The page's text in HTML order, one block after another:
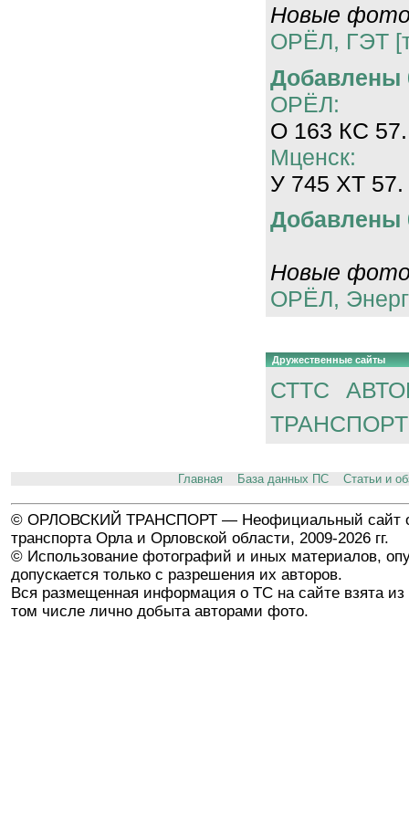
Новые
ОРЁЛ, ГЭТ
Добавлены
ОРЁЛ:
О 163 КС 57.
Мценск:
У 745 ХТ 57.
Добавлены
Новые
ОРЁЛ,
Дружественные сайты
СТТС
ТРАНСПОРТ
Главная База данных ПС Статьи и
© ОРЛОВСКИЙ ТРАНСПОРТ — Неофициальный сайт
транспорта Орла и Орловской области, 2009-2026 гг.
© Использование фотографий и иных материалов,
допускается только с разрешения их авторов.
Вся размещенная информация о ТС на сайте взята из
том числе лично добыта авторами фото.